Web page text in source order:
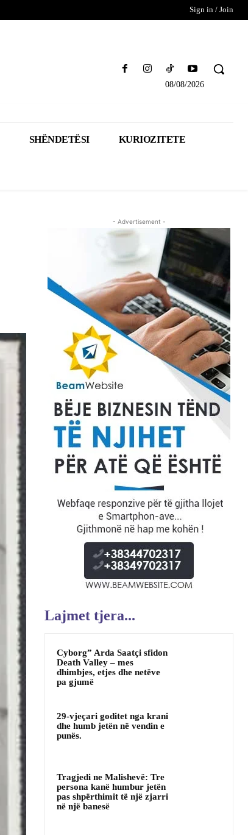
Sign in / Join
08/08/2026
SHËNDETËSI KURIOZITETE
- Advertisement -
Lajmet tjera...
Cyborg” Arda Saatçi sfidon
Death Valley – mes
dhimbjes, etjes dhe netëve
pa gjumë
29-vjeçari goditet nga krani
dhe humb jetën në vendin e
punës.
Tragjedi ne Malishevë: Tre
persona kanë humbur jetën
pas shpërthimit të një zjarri
në një banesë